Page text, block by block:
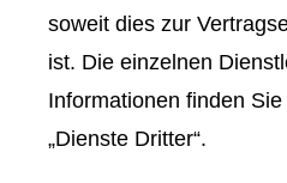
soweit dies zur
ist. Die einzelnen
Informationen finden
„Dienste Dritter“.